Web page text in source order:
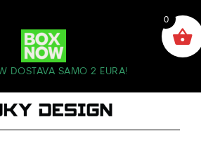
DOSTAVA SAMO 2 EURA!
0